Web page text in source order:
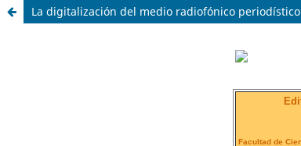
La digitalización del medio radiofónico periodístico